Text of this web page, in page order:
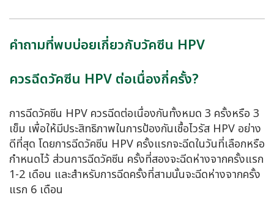
คำถามที่พบบ่อยเกี่ยวกับวัคซีน HPV
ควรฉีดวัคซีน HPV ต่อเนื่องกี่ครั้ง?
การฉีดวัคซีน HPV ควรฉีดต่อเนื่องกันทั้งหมด 3 ครั้งหรือ 3
เข็ม เพื่อให้มีประสิทธิภาพในการป้องกันเชื้อไวรัส HPV อย่าง
ดีที่สุด โดยการฉีดวัคซีน HPV ครั้งแรกจะฉีดในวันที่เลือกหรือ
กำหนดไว้ ส่วนการฉีดวัคซีน ครั้งที่สองจะฉีดห่างจากครั้งแรก
1-2 เดือน และสำหรับการฉีดครั้งที่สามนั้นจะฉีดห่างจากครั้ง
แรก 6 เดือน